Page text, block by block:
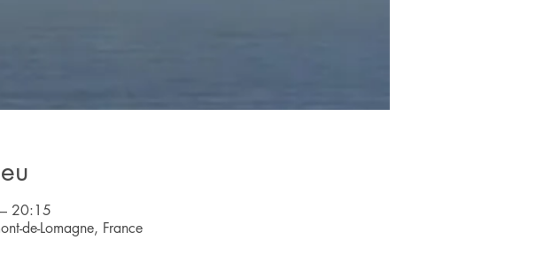
20:15
de-Lomagne, France